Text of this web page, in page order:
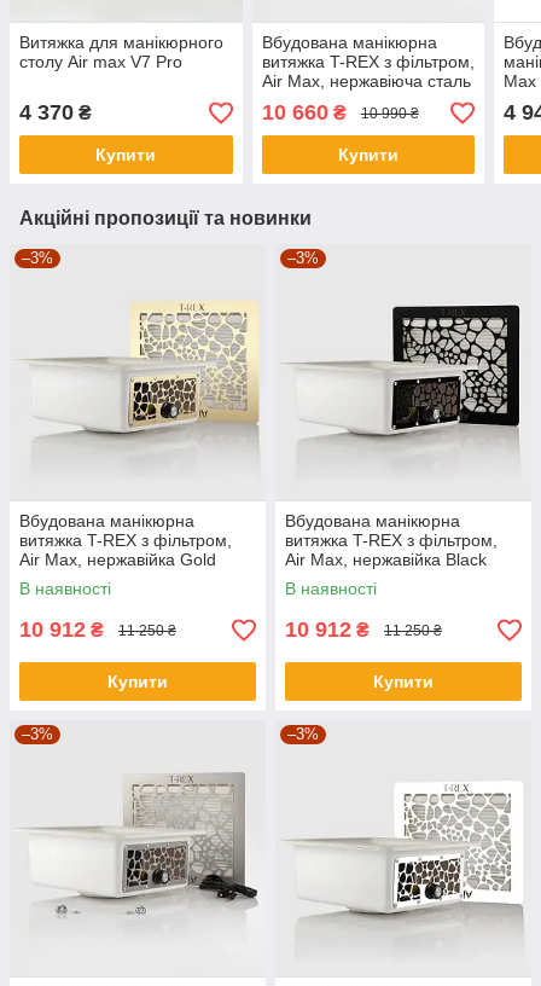
Витяжка для манікюрного
столу Air max V7 Pro
4 370 ₴
Купити
Вбудована манікюрна
витяжка T-REX з фільтром,
Air Max, нержавіюча сталь
10 660₴ 10 990 ₴
Купити
Max
4
Акційні пропозиції та новинки
–3%
Вбудована манікюрна
витяжка T-REX з фільтром,
Air Max, нержавійка Gold
В наявності
10 912 ₴ 11 250 ₴
Купити
–3%
Вбудована манікюрна
витяжка T-REX з фільтром,
Air Max, нержавійка Black
В наявності
10 912 ₴ 11 250 ₴
Купити
–3% –3%